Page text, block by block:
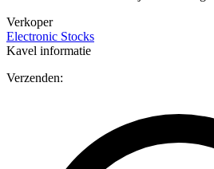
Verkoper
Electronic Stocks
Kavel informatie
Verzenden: